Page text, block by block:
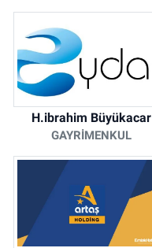
H.ibrahim Büyükacar
GAYRIMENKUL